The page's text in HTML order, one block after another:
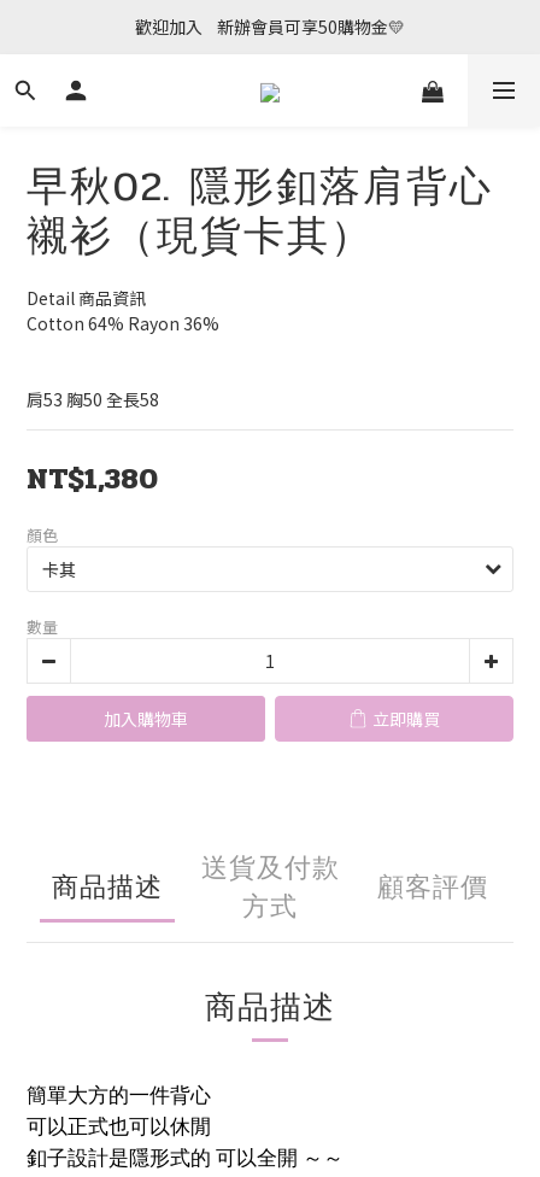
Welcome join us ~~~ Have a wonderful day 💗
歡迎加入    新辦會員可享50購物金💛
Welcome join us ~~~ Have a wonderful day 💗
早秋02. 隱形釦落肩背心
襯衫（現貨卡其）
Detail 商品資訊
Cotton 64% Rayon 36%
肩53 胸50 全長58
NT$1,380
顏色
數量
加入購物車 立即購買
商品描述
送貨及付款
方式
顧客評價
商品描述
簡單大方的一件背心
可以正式也可以休閒
釦子設計是隱形式的 可以全開 ～～